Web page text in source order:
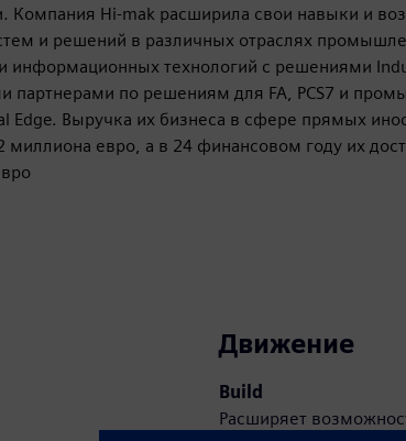
Компания Hi-mak расширила свои навыки и
и решений в различных отраслях
информационных технологий с решениями
партнерами по решениям для FA, PCS7 и
Edge. Выручка их бизнеса в сфере прямых
миллиона евро, а в 24 финансовом году их
Движение
Build
Расширяет